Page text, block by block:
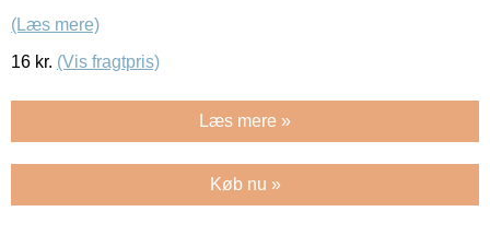
(Læs mere)
16 kr. (Vis fragtpris)
Læs mere »
Køb nu »